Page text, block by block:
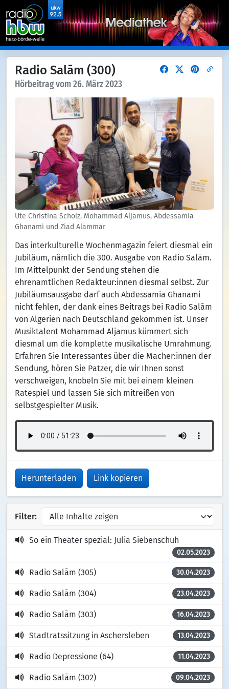
Radio Salām (300)
Hörbeitrag vom 26. März 2023
Ute Christina Scholz, Mohammad Aljamus, Abdessamia
Ghanami und Ziad Alammar
Das interkulturelle Wochenmagazin feiert diesmal ein
Jubiläum, nämlich die 300. Ausgabe von Radio Salām.
Im Mittelpunkt der Sendung stehen die
ehrenamtlichen Redakteur:innen diesmal selbst. Zur
Jubiläumsausgabe darf auch Abdessamia Ghanami
nicht fehlen, der dank eines Beitrags bei Radio Salām
von Algerien nach Deutschland gekommen ist. Unser
Musiktalent Mohammad Aljamus kümmert sich
diesmal um die komplette musikalische Umrahmung.
Erfahren Sie Interessantes über die Macher:innen der
Sendung, hören Sie Patzer, die wir Ihnen sonst
verschweigen, knobeln Sie mit bei einem kleinen
Ratespiel und lassen Sie sich mitreißen von
selbstgespielter Musik.
Herunterladen Link kopieren
Filter:
So ein Theater spezial: Julia Siebenschuh
02.05.2023
Radio Salām (305) 30.04.2023
Radio Salām (304) 23.04.2023
Radio Salām (303) 16.04.2023
Stadtratssitzung in Aschersleben 13.04.2023
Radio Depressione (64) 11.04.2023
Radio Salām (302) 09.04.2023